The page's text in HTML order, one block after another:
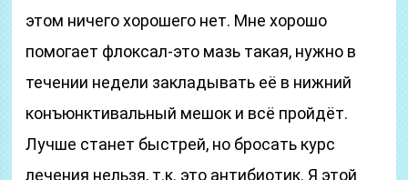
этом ничего хорошего нет. Мне хорошо
помогает флоксал-это мазь такая, нужно в
течении недели закладывать её в нижний
конъюнктивальный мешок и всё пройдёт.
Лучше станет быстрей, но бросать курс
лечения нельзя, т.к. это антибиотик. Я этой